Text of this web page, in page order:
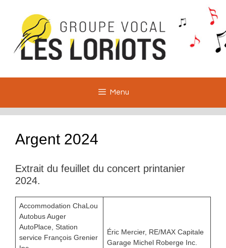
contenu
Menu
Argent 2024
Extrait du feuillet du concert printanier
2024.
Accommodation ChaLou
Autobus Auger
AutoPlace, Station
service François Grenier
Éric Mercier, RE/MAX Capitale
Garage Michel Roberge Inc.